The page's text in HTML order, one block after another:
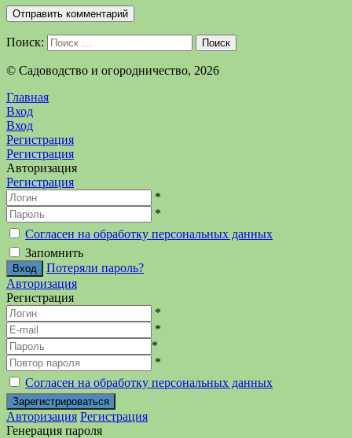
Поиск: Поиск
©️ Садоводство и огородничество, 2026
Главная
Вход
Вход
Регистрация
Регистрация
Авторизация
Регистрация
*
*
Согласен на обработку персональных данных
Запомнить
Потеряли пароль?
Авторизация
Регистрация
*
*
*
*
Согласен на обработку персональных данных
Авторизация Регистрация
Генерация пароля